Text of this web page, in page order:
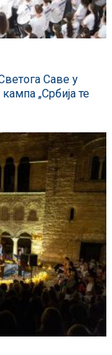
Саве у
„Србија те